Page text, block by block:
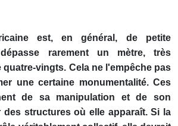
est, en général, de petite
rarement un mètre, très
quatre-vingts. Cela ne l'empêche pas
une certaine monumentalité. Ces
de sa manipulation et de son
des structures où elle apparaît. Si la